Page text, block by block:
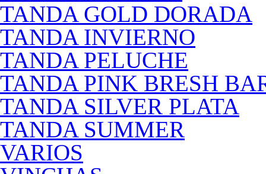
TANDA GOLD DORADA
TANDA INVIERNO
TANDA PELUCHE
TANDA PINK BRESH
TANDA SILVER PLATA
TANDA SUMMER
VARIOS